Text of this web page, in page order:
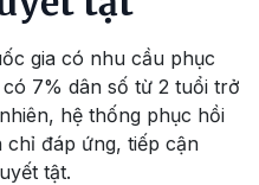
gia có nhu cầu phục
7% dân số từ 2 tuổi trở
hệ thống phục hồi
chỉ đáp ứng, tiếp cận
tật.